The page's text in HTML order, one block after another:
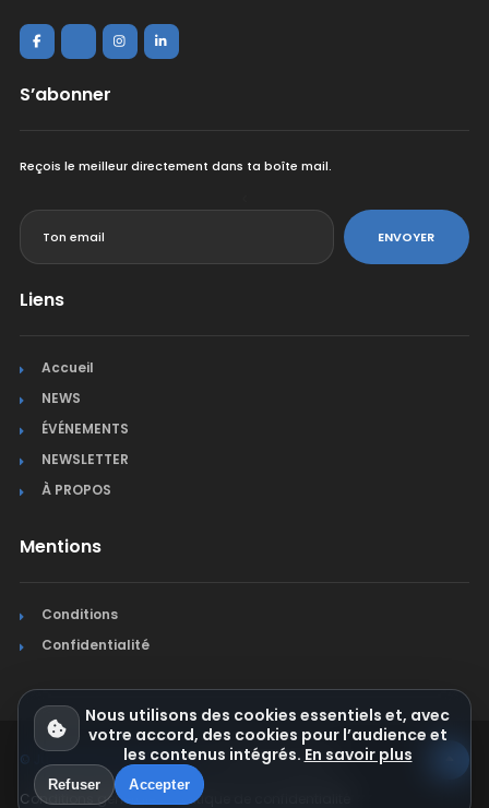
S’abonner
Reçois le meilleur directement dans ta boîte mail.
ENVOYER
Liens
Accueil
NEWS
ÉVÉNEMENTS
NEWSLETTER
À PROPOS
Mentions
Conditions
Confidentialité
© Jura Synchro 2015-2026. Tous droits réservés.
Conditions générales Politique de confidentialité
Nous utilisons des cookies essentiels et, avec
votre accord, des cookies pour l’audience et
les contenus intégrés. En savoir plus
Refuser Accepter